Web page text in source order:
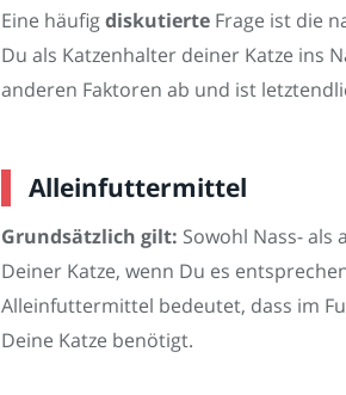
Eine häufigdiskutierte Frage ist die
Du als Katzenhalter deiner Katze ins
anderen Faktoren ab und ist
Alleinfuttermittel
Grundsätzlich gilt: Sowohl Nass-
Deiner Katze, wenn Du es
Alleinfuttermittel bedeutet, dass im
Deine Katze benötigt.